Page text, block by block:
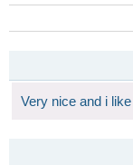
Very nice and i